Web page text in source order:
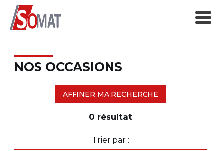
NOS OCCASIONS
AFFINER MA RECHERCHE
0 résultat
Trier par :